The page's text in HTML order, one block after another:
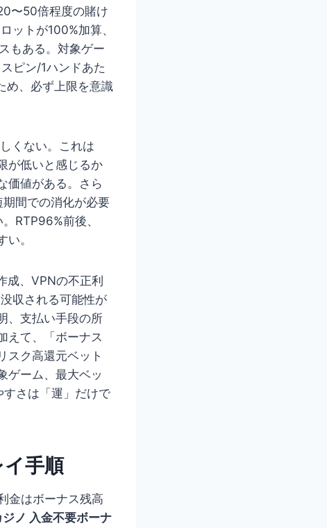
〜50倍程度の賭け
ットが100%加算、
もある。対象ゲー
ピン/1ハンドあた
め、必ず上限を意識
くない。これは
が低いと感じるか
価値がある。さら
間での消化が必要
RTP96%前後、
。
成、VPNの不正利
収される可能性が
、支払い手段の所
えて、「ボーナス
スク高還元ベット
ゲーム、最大ベッ
すさは「運」だけで
手順
金はボーナス残高
ジノ 入金不要ボーナ